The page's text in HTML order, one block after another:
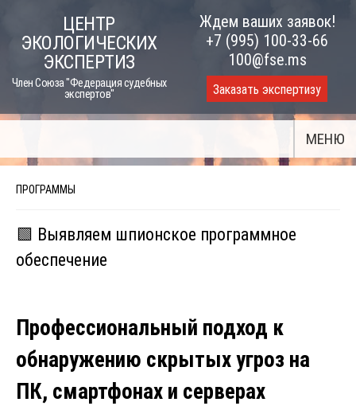
content
ЦЕНТР
ЭКОЛОГИЧЕСКИХ
ЭКСПЕРТИЗ
Член Союза "Федерация судебных
экспертов"
Ждем ваших заявок!
+7 (995) 100-33-66
100@fse.ms
Заказать экспертизу
МЕНЮ
ПРОГРАММЫ
🟩 Выявляем шпионское программное
обеспечение
Профессиональный подход к
обнаружению скрытых угроз на
ПК, смартфонах и серверах